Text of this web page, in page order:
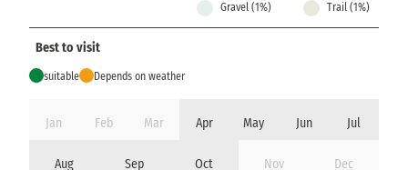
Gravel (1%)
Trail (1%)
Best to visit
suitable Depends on weather
Jan Feb Mar Apr May Jun Jul
Aug Sep Oct Nov Dec